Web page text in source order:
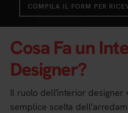
COMPILA IL FORM PER
Cosa Fa un
Designer?
Il ruolo dell’interior designer
semplice scelta